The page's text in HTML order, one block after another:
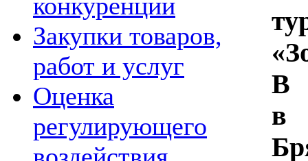
Закупки товаров,
работ и услуг
Оценка
регулирующего
В
в